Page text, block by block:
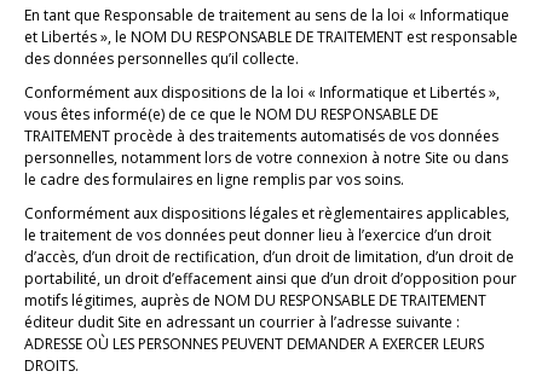
En tant que Responsable de traitement au sens de la loi « Informatique
et Libertés », le NOM DU RESPONSABLE DE TRAITEMENT est responsable
des données personnelles qu’il collecte.
Conformément aux dispositions de la loi « Informatique et Libertés »,
vous êtes informé(e) de ce que le NOM DU RESPONSABLE DE
TRAITEMENT procède à des traitements automatisés de vos données
personnelles, notamment lors de votre connexion à notre Site ou dans
le cadre des formulaires en ligne remplis par vos soins.
Conformément aux dispositions légales et règlementaires applicables,
le traitement de vos données peut donner lieu à l’exercice d’un droit
d’accès, d’un droit de rectification, d’un droit de limitation, d’un droit de
portabilité, un droit d’effacement ainsi que d’un droit d’opposition pour
motifs légitimes, auprès de NOM DU RESPONSABLE DE TRAITEMENT
éditeur dudit Site en adressant un courrier à l’adresse suivante :
ADRESSE OÙ LES PERSONNES PEUVENT DEMANDER A EXERCER LEURS
DROITS.